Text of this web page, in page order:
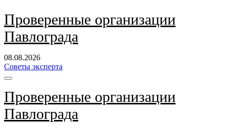
Перейти
к
содержанию
Проверенные организации
Павлограда
08.08.2026
Советы эксперта
Проверенные организации
Павлограда